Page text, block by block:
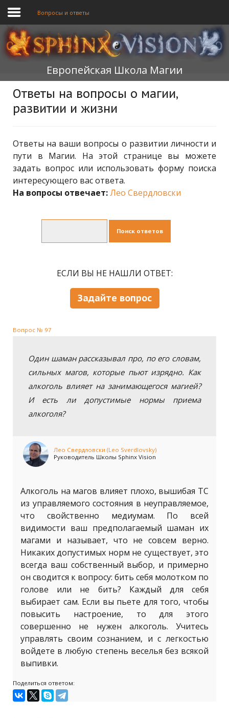
ГЛАВНАЯ
ОБУЧЕНИЕ
ТЕОРИЯ
МЫ
ФОРУМ
БЛОГ
ПОДАТЬ ЗАЯВКУ
Вопросы и ответы
Европейская Школа Магии
Ответы на вопросы о магии,
развитии и жизни
Ответы на ваши вопросы о развитии личности и
пути в Магии. На этой странице вы можете
задать вопрос или использовать форму поиска
интересующего вас ответа.
На вопросы отвечает:Лео Свердловски
Поиск ответов
ЕСЛИ ВЫ НЕ НАШЛИ ОТВЕТ:
Задайте вопрос
Вопрос № 97
Один шаман рассказывал про, по его словам,
сильных магов, которые пьют изрядно. Как
алкоголь влияет на занимающегося магией?
И есть ли допустимые нормы приема
алкоголя?
Лео Свердловски (Leo Sverdlovsky)
Руководитель Школы Sphinx Vision
Алкоголь на магов влияет плохо, вышибая ТС
из управляемого состояния в неуправляемое,
что свойственно медиумам. По всей
видимости ваш предполагаемый шаман их
магами и называет, что не совсем верно.
Никаких допустимых норм не существует, это
всегда ваш собственный выбор, и примерно
он сводится к вопросу: бить себя молотком по
голове или не бить? Каждый для себя
выбирает сам. Если вы пьете для того, чтобы
повысить настроение, то для этого
совершенно не нужен алкоголь. Учитесь
управлять своим сознанием, и с легкостью
войдете в любую степень веселья без всякой
выпивки.
Поделиться ответом: